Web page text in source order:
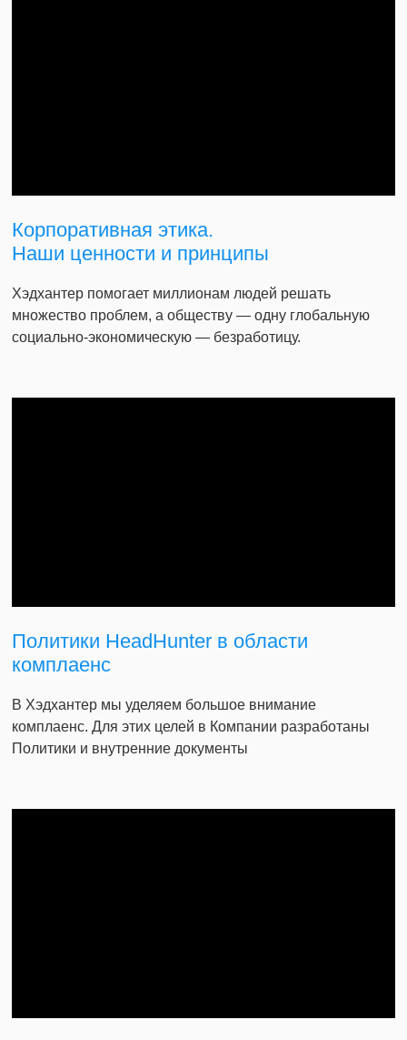
Корпоративная этика.
Наши ценности и принципы
Хэдхантер помогает миллионам людей решать
множество проблем, а обществу — одну глобальную
социально-экономическую — безработицу.
Политики HeadHunter в области
комплаенс
В Хэдхантер мы уделяем большое внимание
комплаенс. Для этих целей в Компании разработаны
Политики и внутренние документы